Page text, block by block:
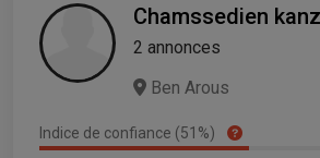
Chamssedien
2 annonces
Ben Arous
Indice de confiance (51%)